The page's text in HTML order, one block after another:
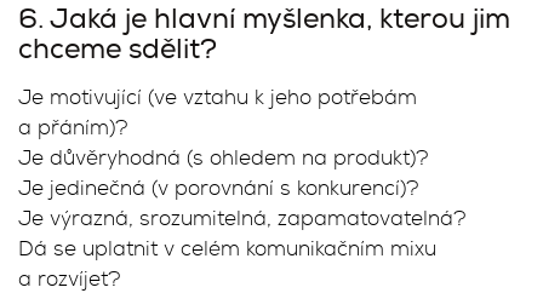
6. Jaká je hlavní myšlenka, kterou jim
chceme sdělit?
Je motivující (ve vztahu k jeho potřebám
a přáním)?
Je důvěryhodná (s ohledem na produkt)?
Je jedinečná (v porovnání s konkurencí)?
Je výrazná, srozumitelná, zapamatovatelná?
Dá se uplatnit v celém komunikačním mixu
a rozvíjet?